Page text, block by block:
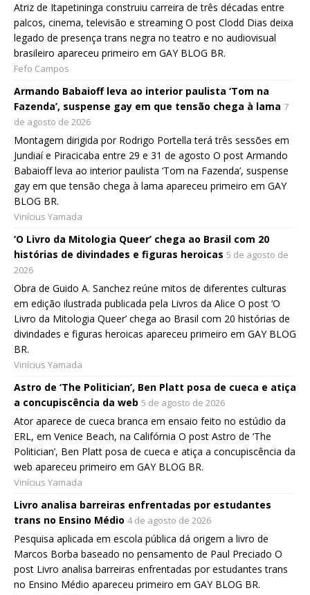
Atriz de Itapetininga construiu carreira de três décadas entre
palcos, cinema, televisão e streaming O post Clodd Dias deixa
legado de presença trans negra no teatro e no audiovisual
brasileiro apareceu primeiro em GAY BLOG BR.
Fefo Campos
Armando Babaioff leva ao interior paulista ‘Tom na
Fazenda’, suspense gay em que tensão chega à lama 7
de agosto de 2026
Montagem dirigida por Rodrigo Portella terá três sessões em
Jundiaí e Piracicaba entre 29 e 31 de agosto O post Armando
Babaioff leva ao interior paulista ‘Tom na Fazenda’, suspense
gay em que tensão chega à lama apareceu primeiro em GAY
BLOG BR.
Vinícius Yamada
‘O Livro da Mitologia Queer’ chega ao Brasil com 20
histórias de divindades e figuras heroicas 5 de agosto de
2026
Obra de Guido A. Sanchez reúne mitos de diferentes culturas
em edição ilustrada publicada pela Livros da Alice O post ‘O
Livro da Mitologia Queer’ chega ao Brasil com 20 histórias de
divindades e figuras heroicas apareceu primeiro em GAY BLOG
BR.
Vinícius Yamada
Astro de ‘The Politician’, Ben Platt posa de cueca e atiça
a concupiscência da web 5 de agosto de 2026
Ator aparece de cueca branca em ensaio feito no estúdio da
ERL, em Venice Beach, na Califórnia O post Astro de ‘The
Politician’, Ben Platt posa de cueca e atiça a concupiscência da
web apareceu primeiro em GAY BLOG BR.
Vinícius Yamada
Livro analisa barreiras enfrentadas por estudantes
trans no Ensino Médio 4 de agosto de 2026
Pesquisa aplicada em escola pública dá origem a livro de
Marcos Borba baseado no pensamento de Paul Preciado O
post Livro analisa barreiras enfrentadas por estudantes trans
no Ensino Médio apareceu primeiro em GAY BLOG BR.